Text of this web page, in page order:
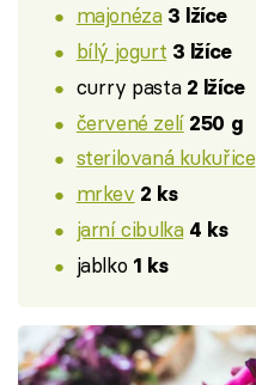
majonéza 3 lžíce
bílý jogurt 3 lžíce
curry pasta 2 lžíce
červené zelí 250 g
sterilovaná kukuřice
mrkev 2 ks
jarní cibulka 4 ks
jablko 1 ks